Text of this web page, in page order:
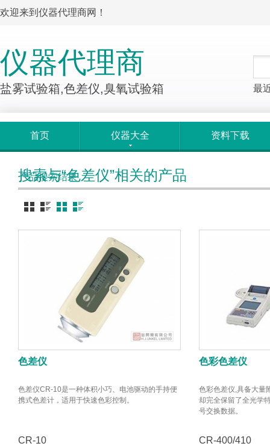
欢迎来到仪器代理商网！
仪器代理商
盐雾试验箱,色差仪,臭氧试验箱 最
首页 仪器大全 资料下载
产品搜索结果
搜索与“色差仪”相关的产品
色差仪
色差仪CR-10是一种体积小巧、电池驱动的手持便
携式色差计，适用于快速色彩控制。
CR-10
色彩色差仪
色彩色差仪,具备大量
却完全保留了全光学
号交换数据。
CR-400/410